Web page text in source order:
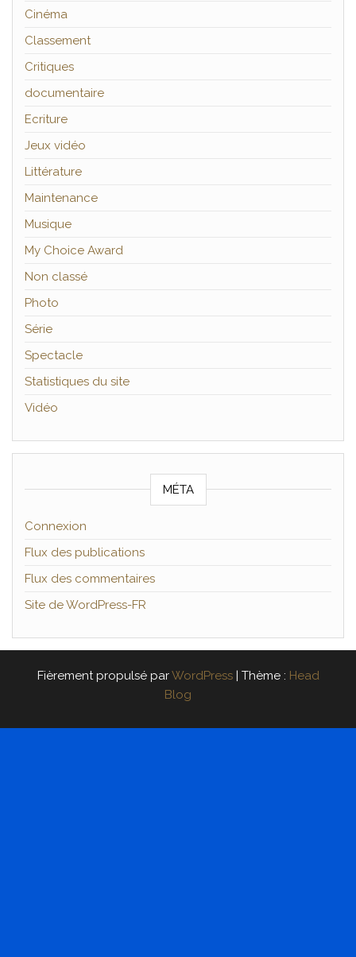
Cinéma
Classement
Critiques
documentaire
Ecriture
Jeux vidéo
Littérature
Maintenance
Musique
My Choice Award
Non classé
Photo
Série
Spectacle
Statistiques du site
Vidéo
MÉTA
Connexion
Flux des publications
Flux des commentaires
Site de WordPress-FR
Fièrement propulsé parWordPress | Thème : Head
Blog